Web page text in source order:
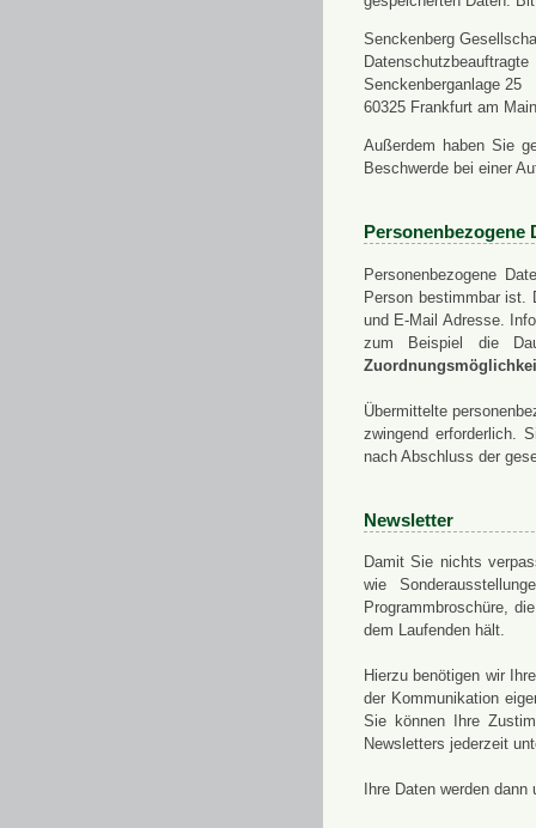
Senckenberg
Datenschutzbeauftragte
Senckenberganlage 25
60325 Frankfurt am Main
Außerdem haben Sie
Beschwerde bei einer
Personenbezogene
Personenbezogene
Person bestimmbar ist.
und E-Mail Adresse.
zum Beispiel die
Übermittelte
zwingend erforderlich.
nach Abschluss der
Newsletter
Damit Sie nichts
wie
Programmbroschüre,
dem Laufenden hält.
Hierzu benötigen wir
der Kommunikation
Sie können Ihre
Newsletters jederzeit
Ihre Daten werden